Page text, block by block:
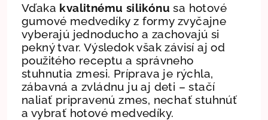
Vďaka kvalitnému silikónu sa hotové
gumové medvedíky z formy zvyčajne
vyberajú jednoducho a zachovajú si
pekný tvar. Výsledok však závisí aj od
použitého receptu a správneho
stuhnutia zmesi. Príprava je rýchla,
zábavná a zvládnu ju aj deti – stačí
naliať pripravenú zmes, nechať stuhnúť
a vybrať hotové medvedíky.